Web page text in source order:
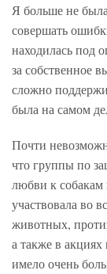
Я больше не
совершать
находилась под
за собственное
сложно
была на самом
Почти
что группы по
любви к собакам
участвовала во
животных,
а также в
имело очень